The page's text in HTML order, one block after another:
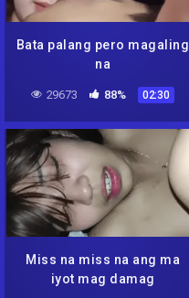
Bata palang pero magaling
na
29673 88% 02:30
Miss na miss na ang ma
iyot mag damag